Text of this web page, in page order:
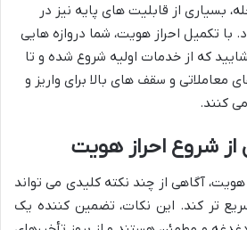
بسیاری از قابلیت های پایه نیز در
با تکمیل احراز هویت، شما دروازه هایی
که از خدمات اولیه شروع شده و تا
معاملاتی و سقف های بالا برای واریز و
کنند.
شروع احراز هویت
هویت، آگاهی از چند نکته کلیدی می تواند
تر کند. این نکات، تضمین کننده یک